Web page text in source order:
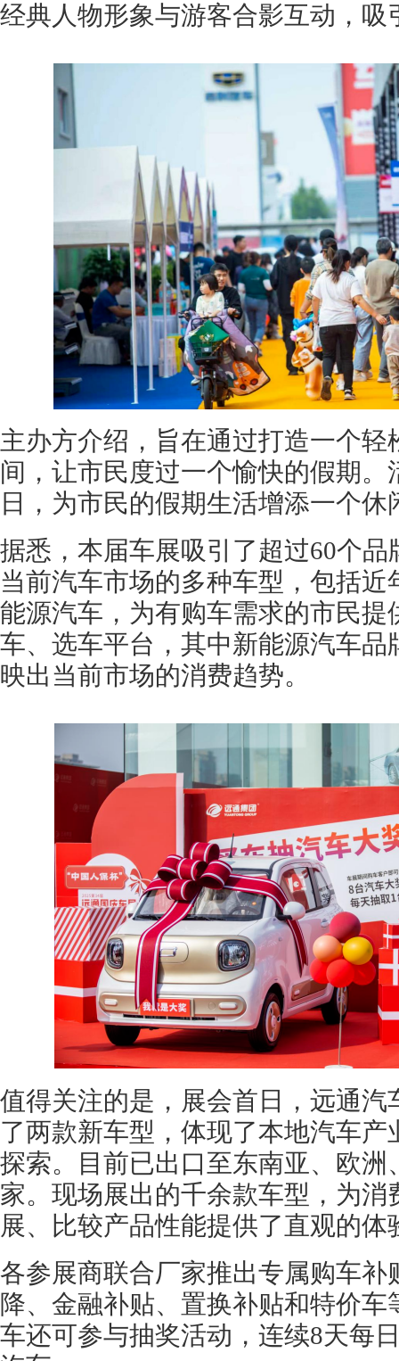
经典人物形象与游客合影互动，吸
主办方介绍，旨在通过打造一个轻
间，让市民度过一个愉快的假期。
日，为市民的假期生活增添一个休
据悉，本届车展吸引了超过60个
当前汽车市场的多种车型，包括近
能源汽车，为有购车需求的市民提
车、选车平台，其中新能源汽车品
映出当前市场的消费趋势。
值得关注的是，展会首日，远通汽
了两款新车型，体现了本地汽车产
探索。目前已出口至东南亚、欧洲
家。现场展出的千余款车型，为消
展、比较产品性能提供了直观的体
各参展商联合厂家推出专属购车补
降、金融补贴、置换补贴和特价
车还可参与抽奖活动，连续8天每